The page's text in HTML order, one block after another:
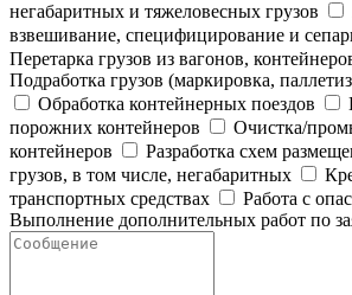
негабаритных и тяжеловесных грузов
взвешивание, специфицирование и
Перетарка грузов из вагонов,
Подработка грузов (маркировка,
Обработка контейнерных поездов
порожних контейнеров
Очистка/
контейнеров
Разработка схем
грузов, в том числе, негабаритных
транспортных средствах
Работа с
Выполнение дополнительных работ по